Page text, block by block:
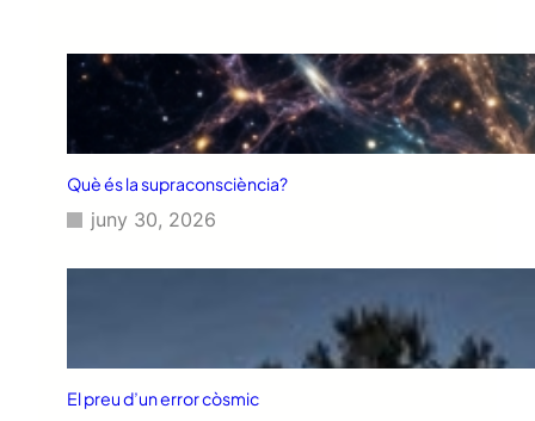
Què és la supraconsciència?
juny 30, 2026
El preu d’un error còsmic